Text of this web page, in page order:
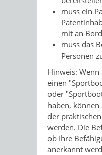
muss ein
mit an
muss das
Personen
Hinweis: Wenn
einen
oder
haben,
der
werden. Die
ob Ihre
anerkannt